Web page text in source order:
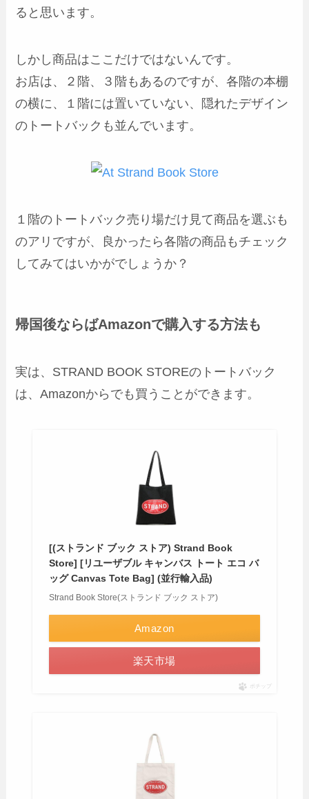
ると思います。
しかし商品はここだけではないんです。
お店は、２階、３階もあるのですが、各階の本棚
の横に、１階には置いていない、隠れたデザイン
のトートバックも並んでいます。
１階のトートバック売り場だけ見て商品を選ぶも
のアリですが、良かったら各階の商品もチェック
してみてはいかがでしょうか？
帰国後ならばAmazonで購入する方法も
実は、STRAND BOOK STOREのトートバック
は、Amazonからでも買うことができます。
[(ストランド ブック ストア) Strand Book
Store] [リユーザブル キャンバス トート エコ バ
ッグ Canvas Tote Bag] (並行輸入品)
Strand Book Store(ストランド ブック ストア)
Amazon
楽天市場
ポチップ